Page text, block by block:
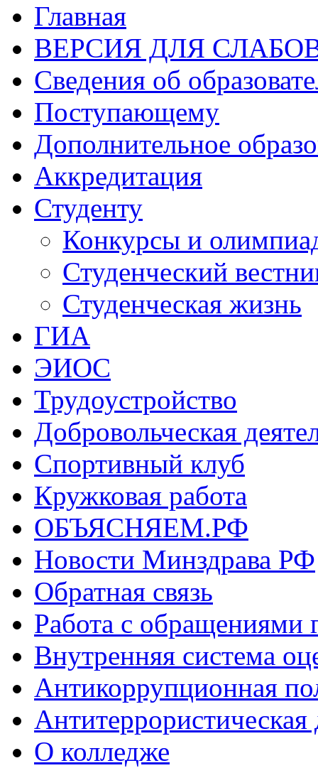
Главная
ВЕРСИЯ ДЛЯ
Сведения об
Поступающему
Дополнительное
Аккредитация
Студенту
Конкурсы и
Студенческий
Студенческая жизнь
ГИА
ЭИОС
Трудоустройство
Добровольческая
Спортивный клуб
Кружковая работа
ОБЪЯСНЯЕМ.РФ
Новости Минздрава РФ
Обратная связь
Работа с обращениями
Внутренняя система
Антикоррупционная
Антитеррористическая
О колледже